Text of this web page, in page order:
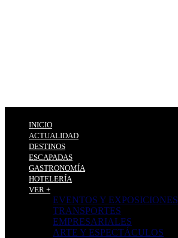
INICIO
ACTUALIDAD
DESTINOS
ESCAPADAS
GASTRONOMÍA
HOTELERÍA
VER +
EVENTOS Y EXPOSICIONES
TRANSPORTES
EMPRESARIALES
ARTE Y ESPECTÁCULOS